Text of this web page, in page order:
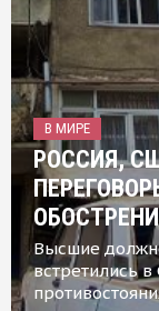
В МИРЕ
РОССИЯ,
Высшие
встретились